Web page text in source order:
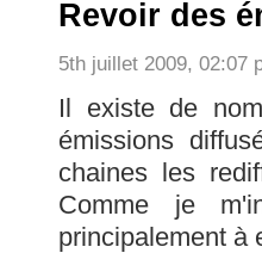
Revoir des
5th juillet 2009, 02:07
Il existe de
émissions
chaines les
Comme je
principalement à